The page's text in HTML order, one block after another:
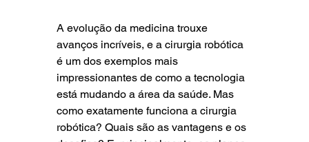
A evolução da medicina trouxe
avanços incríveis, e a cirurgia robótica
é um dos exemplos mais
impressionantes de como a tecnologia
está mudando a área da saúde. Mas
como exatamente funciona a cirurgia
robótica? Quais são as vantagens e os